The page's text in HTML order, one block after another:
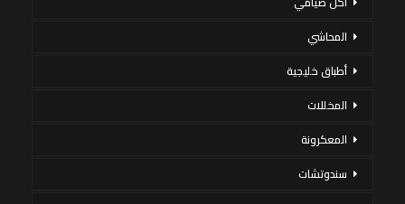
المحاشي
أطباق خليجية
المخللات
المعكرونة
سندوتشات